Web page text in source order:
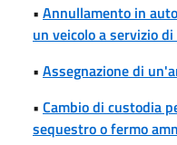
• Annullamento in
un veicolo a servizio
• Assegnazione di
• Cambio di custodia
sequestro o fermo